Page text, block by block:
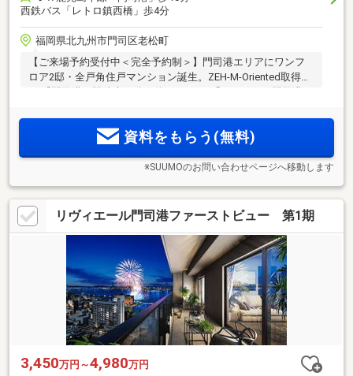
西鉄バス「レトロ鎮西橋」歩4分
福岡県北九州市門司区老松町
【ご来場予約受付中＜完全予約制＞】門司港エリアにワンフ
ロア2邸・全戸角住戸マンション誕生。ZEH-M-Oriented取得。
標準採用。
資料をもらう(無料)
※SUUMOのお問い合わせページへ移動します
リヴィエール門司港ファーストビュー 第1期
3,450万円～4,980万円